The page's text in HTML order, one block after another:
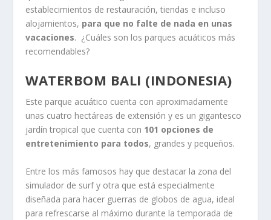
establecimientos de restauración, tiendas e incluso
alojamientos, para que no falte de nada en unas
vacaciones. ¿Cuáles son los parques acuáticos más
recomendables?
WATERBOM BALI (INDONESIA)
Este parque acuático cuenta con aproximadamente
unas cuatro hectáreas de extensión y es un gigantesco
jardín tropical que cuenta con 101 opciones de
entretenimiento para todos, grandes y pequeños.
Entre los más famosos hay que destacar la zona del
simulador de surf y otra que está especialmente
diseñada para hacer guerras de globos de agua, ideal
para refrescarse al máximo durante la temporada de